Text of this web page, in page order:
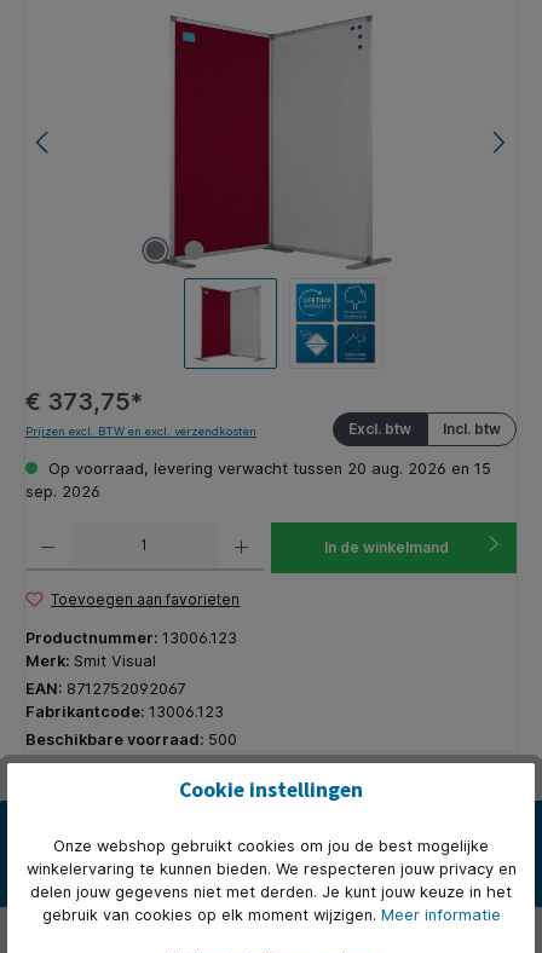
Afbeeldingengalerij overslaan
€ 373,75*
Incl. btw
Excl. btw
Prijzen excl. BTW en excl. verzendkosten
Op voorraad, levering verwacht tussen 20 aug. 2026 en 15
sep. 2026
In de winkelmand
Toevoegen aan favorieten
Productnummer: 13006.123
Merk: Smit Visual
EAN: 8712752092067
Fabrikantcode: 13006.123
Beschikbare voorraad: 500
De dubbelzijdige scheidingswanden zijn de ultieme oplossing om
werkruimtes flexibel en veelzijdig in te richten. De wanden/k…Meer
Cookie instellingen
Onze webshop gebruikt cookies om jou de best mogelijke
winkelervaring te kunnen bieden. We respecteren jouw privacy en
delen jouw gegevens niet met derden. Je kunt jouw keuze in het
gebruik van cookies op elk moment wijzigen. Meer informatie